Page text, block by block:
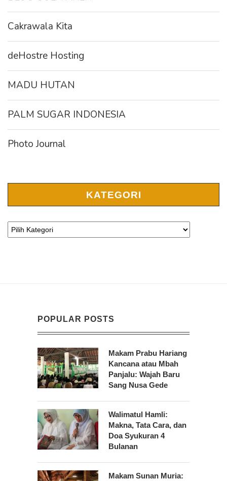
Cakrawala Kita
deHostre Hosting
MADU HUTAN
PALM SUGAR INDONESIA
Photo Journal
KATEGORI
POPULAR POSTS
Makam Prabu Hariang
Kancana atau Mbah
Panjalu: Wajah Baru
Sang Nusa Gede
Walimatul Hamli:
Makna, Tata Cara, dan
Doa Syukuran 4
Bulanan
Makam Sunan Muria: